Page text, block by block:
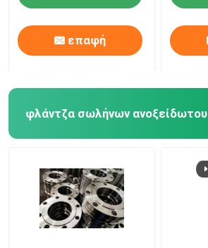
Σπίτι
επαφή
φλάντζα σωλήνων ανοξείδωτου